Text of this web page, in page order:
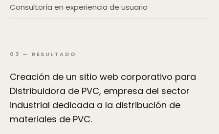
Consultoría en experiencia de usuario
03 — RESULTADO
Creación de un sitio web corporativo para
Distribuidora de PVC, empresa del sector
industrial dedicada a la distribución de
materiales de PVC.